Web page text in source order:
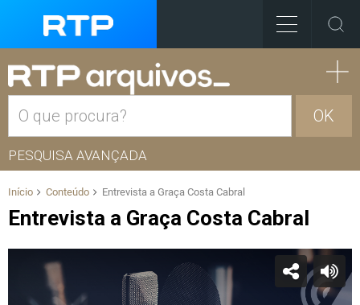
OK
PESQUISA AVANÇADA
Início Conteúdo Entrevista a Graça Costa Cabral
Entrevista a Graça Costa Cabral